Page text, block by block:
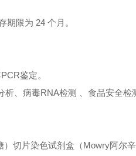
限为 24 个月。
鉴定。
、病毒RNA检测 、食品安全检
切片染色试剂盒（Mowry阿尔